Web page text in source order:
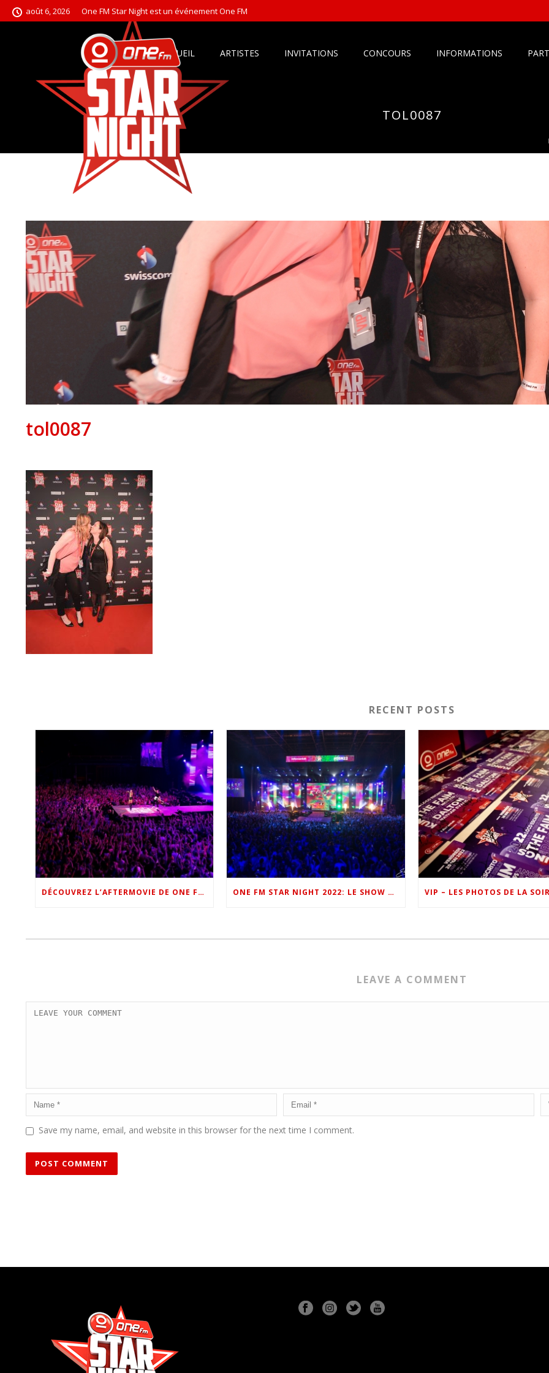
août 6, 2026 One FM Star Night est un événement One FM
ACCUEIL ARTISTES INVITATIONS CONCOURS INFORMATIONS
TOL0087
tol0087
RECENT POSTS
DÉCOUVREZ L’AFTERMOVIE DE ONE FM STAR NIGHT 2022 ! ONE FM STAR NIGHT 2022: LE SHOW EN IMAGES
LEAVE A COMMENT
Save my name, email, and website in this browser for the next time I comment.